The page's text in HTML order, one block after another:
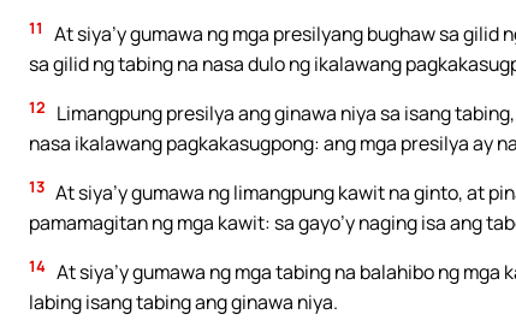
11
At siya’y gumawa ng mga presilyang bughaw sa
sa gilid ng tabing na nasa dulo ng ikalawang
12
Limangpung presilya ang ginawa niya sa isang
nasa ikalawang pagkakasugpong: ang mga presilya ay
13 At siya’y gumawa ng limangpung kawit na ginto, at
pamamagitan ng mga kawit: sa gayo’y naging isa ang
14 At siya’y gumawa ng mga tabing na balahibo ng
labing isang tabing ang ginawa niya.